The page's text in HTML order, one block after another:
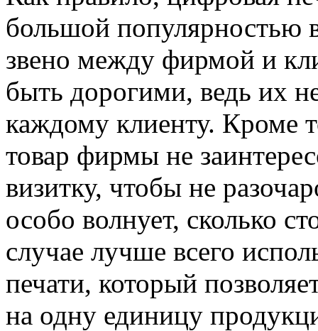
большой популярностью
звено между фирмой и
быть дорогими, ведь их
каждому клиенту. Кроме
товар фирмы не
визитку, чтобы не
особо волнует, сколько
случае лучше всего
печати, который
на одну единицу